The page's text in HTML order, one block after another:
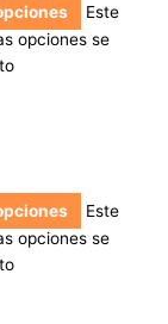
Este
opciones se
Este
opciones se